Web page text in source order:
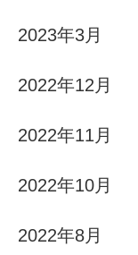
2023年3月
2022年12月
2022年11月
2022年10月
2022年8月